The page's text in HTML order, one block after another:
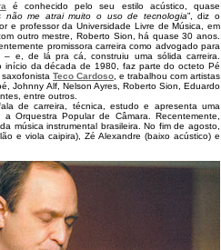
é conhecido pelo seu estilo acústico, quase
não me atrai muito o uso de tecnologia”, diz o
e professor da Universidade Livre de Música, em
outro mestre, Roberto Sion, há quase 30 anos.
promissora carreira como advogado para
e, de lá pra cá, construiu uma sólida carreira.
início da década de 1980, faz parte do octeto Pé
Teco Cardoso , e trabalhou com artistas
Johnny Alf, Nelson Ayres, Roberto Sion, Eduardo
entre outros.
de carreira, técnica, estudo e apresenta uma
Orquestra Popular de Câmara. Recentemente,
música instrumental brasileira. No fim de agosto,
e viola caipira), Zé Alexandre (baixo acústico) e